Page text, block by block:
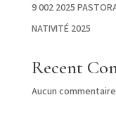
9 002 2025
NATIVITÉ 2025
Recent
Aucun